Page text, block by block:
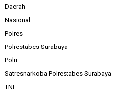
Daerah
Nasional
Polres
Polrestabes Surabaya
Polri
Satresnarkoba Polrestabes Surabaya
TNI